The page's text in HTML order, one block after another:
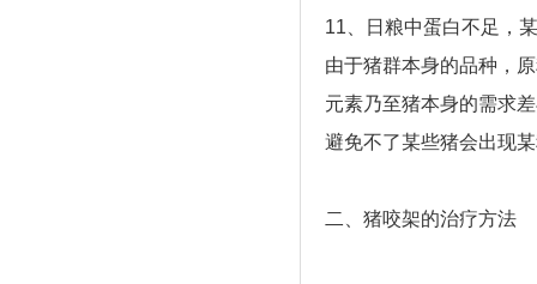
11、日粮中蛋白不足，
由于猪群本身的品种，
元素乃至猪本身的需求
避免不了某些猪会出现
二、猪咬架的治疗方法